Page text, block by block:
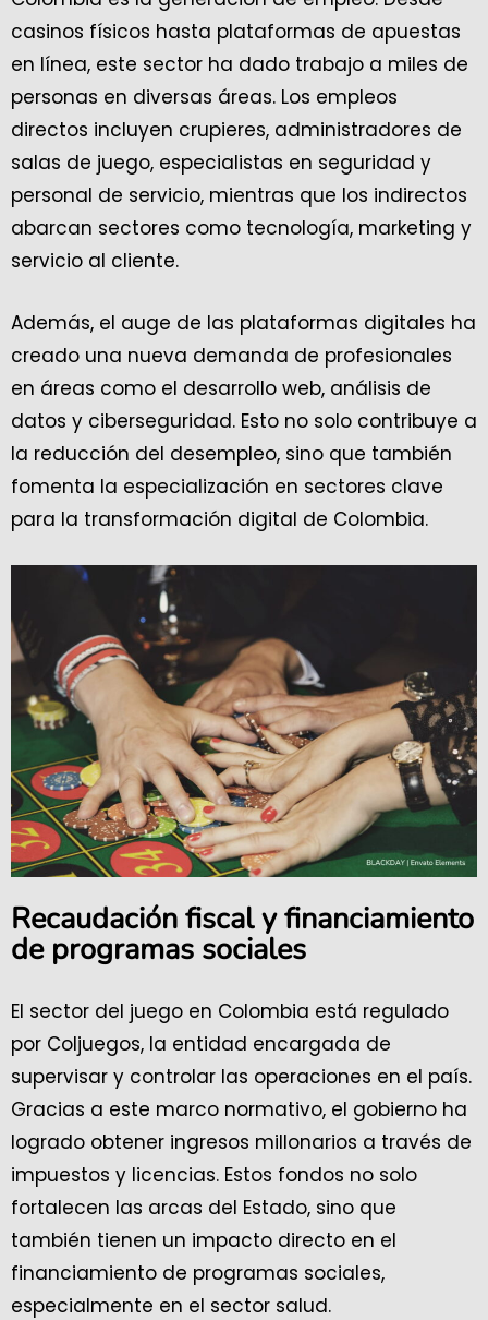
casinos físicos hasta plataformas de apuestas
en línea, este sector ha dado trabajo a miles de
personas en diversas áreas. Los empleos
directos incluyen crupieres, administradores de
salas de juego, especialistas en seguridad y
personal de servicio, mientras que los indirectos
abarcan sectores como tecnología, marketing y
servicio al cliente.
Además, el auge de las plataformas digitales ha
creado una nueva demanda de profesionales
en áreas como el desarrollo web, análisis de
datos y ciberseguridad. Esto no solo contribuye a
la reducción del desempleo, sino que también
fomenta la especialización en sectores clave
para la transformación digital de Colombia.
Recaudación fiscal y financiamiento
de programas sociales
El sector del juego en Colombia está regulado
por Coljuegos, la entidad encargada de
supervisar y controlar las operaciones en el país.
Gracias a este marco normativo, el gobierno ha
logrado obtener ingresos millonarios a través de
impuestos y licencias. Estos fondos no solo
fortalecen las arcas del Estado, sino que
también tienen un impacto directo en el
financiamiento de programas sociales,
especialmente en el sector salud.